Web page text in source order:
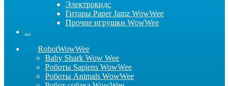
Электрокидс
Гитары Paper Jamz WowWee
Прочие игрушки WowWee
...
RobotWowWee
Baby Shark Wow Wee
Роботы Sapiens WowWee
Роботы Animals WowWee